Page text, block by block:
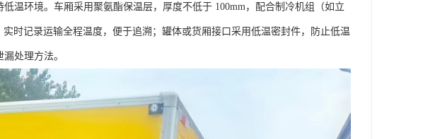
温环境。车厢采用聚氨酯保温层，厚度不低于 100mm，配合制冷机组（如立
时记录运输全程温度，便于追溯；罐体或货厢接口采用低温密封件，防止低温
处理方法。​